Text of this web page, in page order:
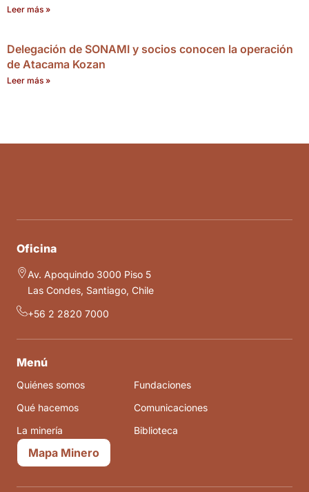
Leer más »
Delegación de SONAMI y socios conocen la operación
de Atacama Kozan
Leer más »
Oficina
Av. Apoquindo 3000 Piso 5
Las Condes, Santiago, Chile
+56 2 2820 7000
Menú
Quiénes somos
Qué hacemos
La minería
Fundaciones
Comunicaciones
Biblioteca
Mapa Minero